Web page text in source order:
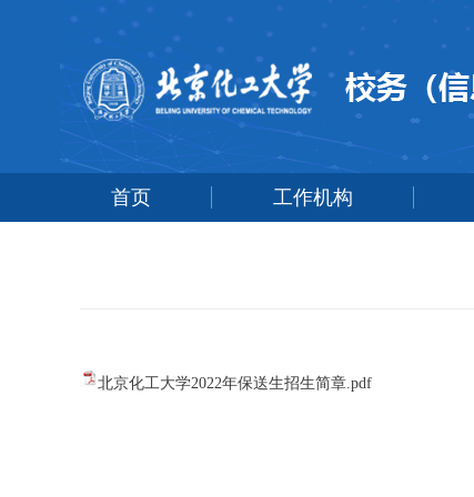
首页 工作机构
北京化工大学2022年保送生招生简章.pdf